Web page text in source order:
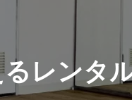
レンタ